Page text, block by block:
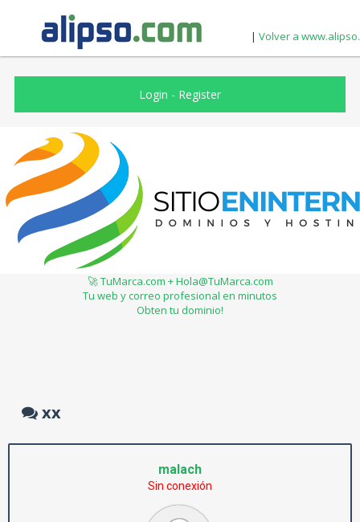
| Volver a
Login - Register
🚀 TuMarca.com + Hola@TuMarca.com
Tu web y correo profesional en minutos
Obten tu dominio!
xx
malach
Sin conexión